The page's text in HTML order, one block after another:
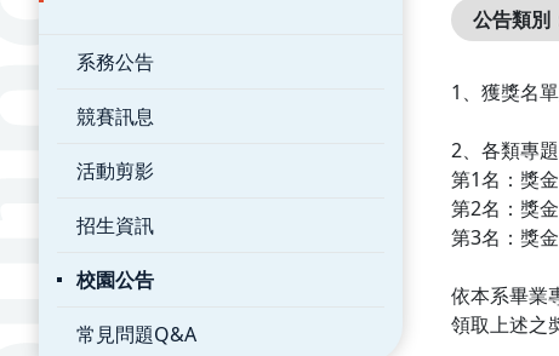
系務公告
競賽訊息
活動剪影
招生資訊
校園公告
常見問題Q&A
公告類別
1、獲獎名單
2、各類專
第1名：獎
第2名：獎
第3名：獎
依本系畢業
領取上述之